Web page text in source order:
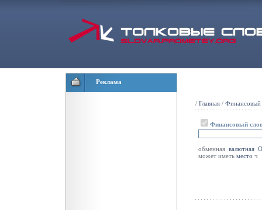
Реклама
/ Главная / Финансовый
Финансовый
обменная валютная
может иметь место ч